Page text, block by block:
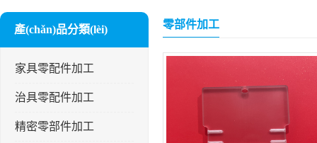
產(chǎn)品分類(lèi)
家具零配件加工
治具零配件加工
精密零部件加工
零部件加工